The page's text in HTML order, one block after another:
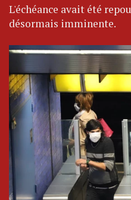
L'échéance avait été
désormais imminente.